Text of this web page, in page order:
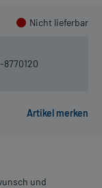
Nicht lieferbar
8770120
und